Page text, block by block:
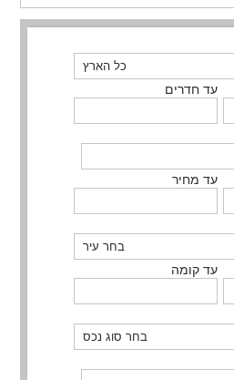
עד חדרים
עד מחיר
עד קומה